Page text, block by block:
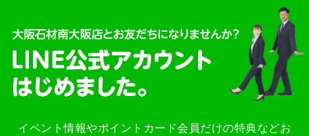
イベント情報やポイントカード会員だけの特典などお